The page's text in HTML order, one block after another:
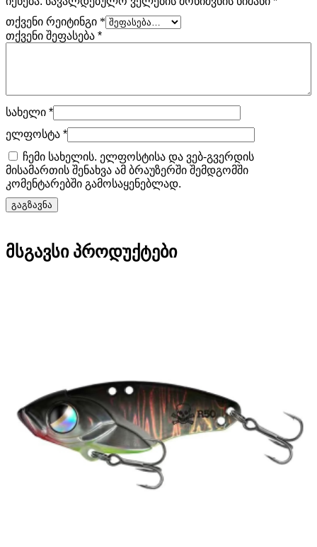
თქვენი რეიტინგი *
თქვენი შეფასება *
სახელი *
ელფოსტა *
ჩემი სახელის. ელფოსტისა და ვებ-გვერდის
მისამართის შენახვა ამ ბრაუზერში შემდგომში
კომენტარებში გამოსაყენებლად.
მსგავსი პროდუქტები